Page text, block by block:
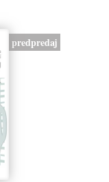
predpredaj